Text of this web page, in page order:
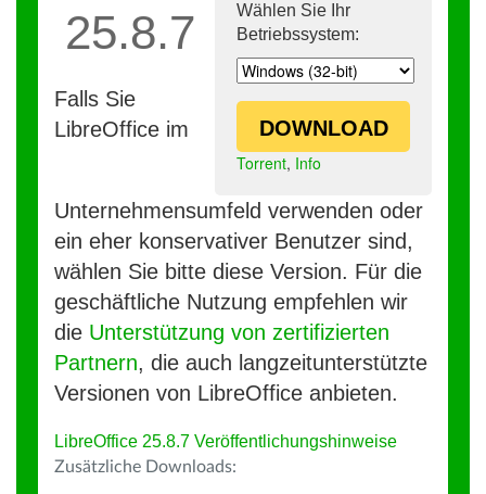
Wählen Sie Ihr
Betriebssystem:
DOWNLOAD
Torrent, Info
25.8.7
Falls Sie
LibreOffice im
Unternehmensumfeld verwenden oder
ein eher konservativer Benutzer sind,
wählen Sie bitte diese Version. Für die
geschäftliche Nutzung empfehlen wir
die Unterstützung von zertifizierten
Partnern, die auch langzeitunterstützte
Versionen von LibreOffice anbieten.
LibreOffice 25.8.7 Veröffentlichungshinweise
Zusätzliche Downloads: